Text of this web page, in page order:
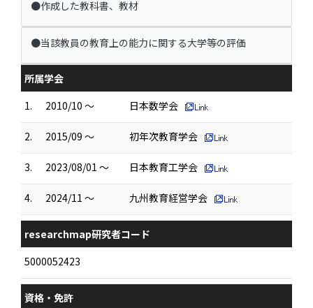
●作成した教科書、教材
●当該教員の教育上の能力に関する大学等の評価
所属学会
1.
2010/10 ～ 日本数学会
2. 2015/09 ～ 初年次教育学会
3. 2023/08/01 ～ 日本教育工学会
4. 2024/11 ～ 九州教育経営学会
researchmap研究者コード
5000052423
資格・免許